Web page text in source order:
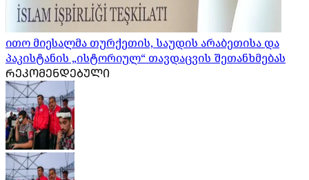
ითო მიესალმა თურქეთის, საუდის არაბეთისა და
პაკისტანის „ისტორიულ“ თავდაცვის შეთანხმებას
ᲠᲔᲙᲝᲛᲔᲜᲓᲔᲑᲣᲚᲘ